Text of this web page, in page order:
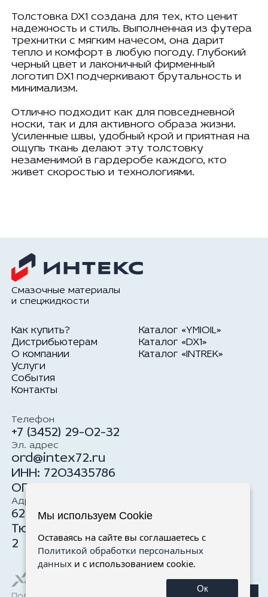
Толстовка DX1 создана для тех, кто ценит
надежность и стиль. Выполненная из футера
трехнитки с мягким начесом, она дарит
тепло и комфорт в любую погоду. Глубокий
черный цвет и лаконичный фирменный
логотип DX1 подчеркивают брутальность и
минимализм.
Отлично подходит как для повседневной
носки, так и для активного образа жизни.
Усиленные швы, удобный крой и приятная на
ощупь ткань делают эту толстовку
незаменимой в гардеробе каждого, кто
живет скоростью и технологиями.
Смазочные материалы
и спецжидкости
Как купить?
Дистрибьютерам
О компании
Услуги
События
Контакты
Каталог «YMIOIL»
Каталог «DX1»
Каталог «INTREK»
Телефон
+7 (3452) 29-02-32
Эл. адрес
ord@intex72.ru
ИНН: 7203435786
ОГРН: 1177232034100
Адрес
625059, Российская Федерация, г.
Тюмень, ул. Тимофея Чаркова, 19, стр.
2
Мы используем Cookie
Оставаясь на сайте вы соглашаетесь с
Политикой обработки персональных
данных и с использованием cookie.
Ок